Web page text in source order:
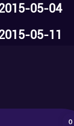
05-04
05-11
0